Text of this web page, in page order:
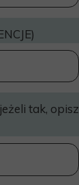
tak, opisz